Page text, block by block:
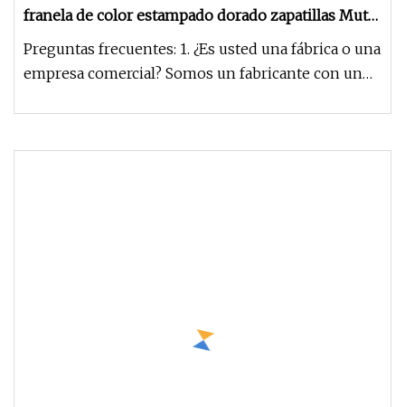
franela de color estampado dorado zapatillas Mute
piso de madera suela blanda antideslizante
Preguntas frecuentes: 1. ¿Es usted una fábrica o una
empresa comercial? Somos un fabricante con un